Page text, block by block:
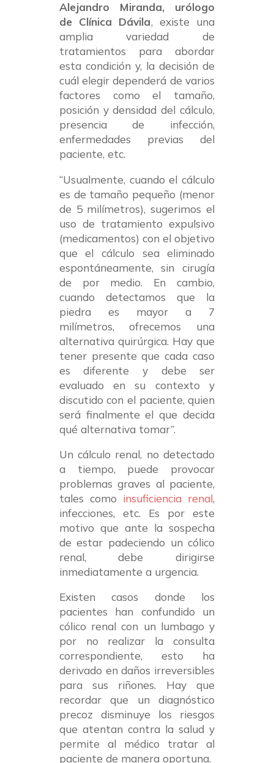
Alejandro Miranda, urólogo
de Clínica Dávila, existe una
amplia variedad de
tratamientos para abordar
esta condición y, la decisión de
cuál elegir dependerá de varios
factores como el tamaño,
posición y densidad del cálculo,
presencia de infección,
enfermedades previas del
paciente, etc.
“Usualmente, cuando el cálculo
es de tamaño pequeño (menor
de 5 milímetros), sugerimos el
uso de tratamiento expulsivo
(medicamentos) con el objetivo
que el cálculo sea eliminado
espontáneamente, sin cirugía
de por medio. En cambio,
cuando detectamos que la
piedra es mayor a 7
milímetros, ofrecemos una
alternativa quirúrgica. Hay que
tener presente que cada caso
es diferente y debe ser
evaluado en su contexto y
discutido con el paciente, quien
será finalmente el que decida
qué alternativa tomar”.
Un cálculo renal, no detectado
a tiempo, puede provocar
problemas graves al paciente,
tales como insuficiencia renal,
infecciones, etc. Es por este
motivo que ante la sospecha
de estar padeciendo un cólico
renal, debe dirigirse
inmediatamente a urgencia.
Existen casos donde los
pacientes han confundido un
cólico renal con un lumbago y
por no realizar la consulta
correspondiente, esto ha
derivado en daños irreversibles
para sus riñones. Hay que
recordar que un diagnóstico
precoz disminuye los riesgos
que atentan contra la salud y
permite al médico tratar al
paciente de manera oportuna.